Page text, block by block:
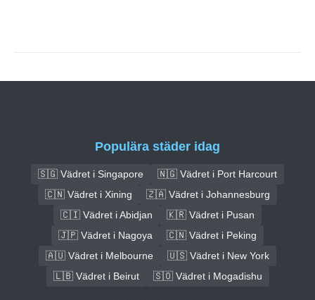
Populära städer idag
🇸🇬 Vädret i Singapore
🇳🇬 Vädret i Port Harcourt
🇨🇳 Vädret i Xining
🇿🇦 Vädret i Johannesburg
🇨🇮 Vädret i Abidjan
🇰🇷 Vädret i Pusan
🇯🇵 Vädret i Nagoya
🇨🇳 Vädret i Peking
🇦🇺 Vädret i Melbourne
🇺🇸 Vädret i New York
🇱🇧 Vädret i Beirut
🇸🇴 Vädret i Mogadishu